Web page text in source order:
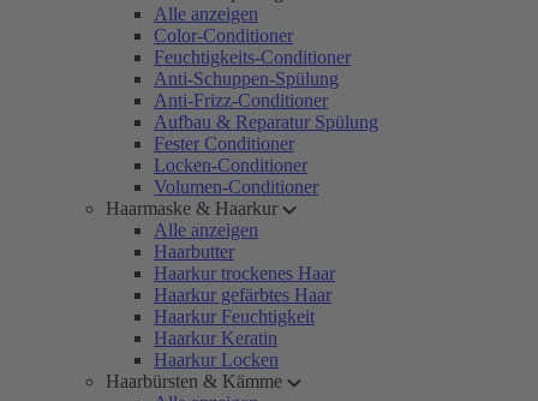
Alle anzeigen
Color-Conditioner
Feuchtigkeits-Conditioner
Anti-Schuppen-Spülung
Anti-Frizz-Conditioner
Aufbau & Reparatur Spülung
Fester Conditioner
Locken-Conditioner
Volumen-Conditioner
Haarmaske & Haarkur
Alle anzeigen
Haarbutter
Haarkur trockenes Haar
Haarkur gefärbtes Haar
Haarkur Feuchtigkeit
Haarkur Keratin
Haarkur Locken
Haarbürsten & Kämme